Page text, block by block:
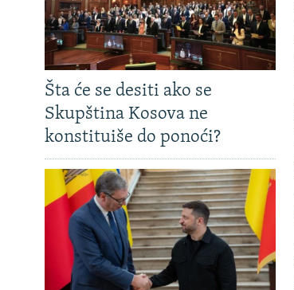
Šta će se desiti ako se
Skupština Kosova ne
konstituiše do ponoći?